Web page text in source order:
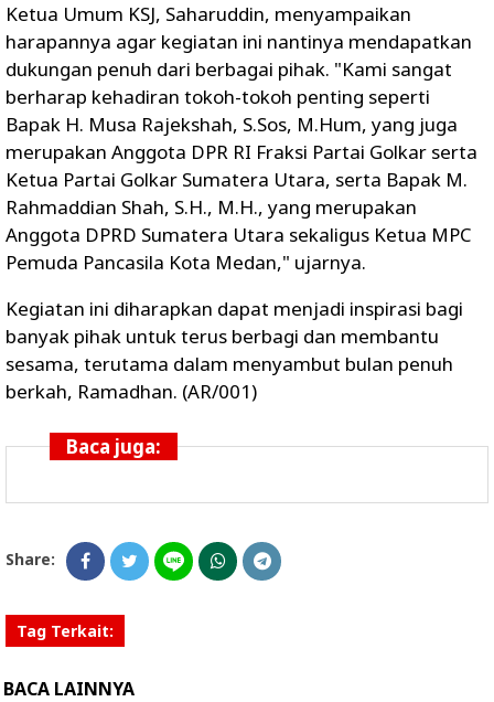
Ketua Umum KSJ, Saharuddin, menyampaikan
harapannya agar kegiatan ini nantinya mendapatkan
dukungan penuh dari berbagai pihak. "Kami sangat
berharap kehadiran tokoh-tokoh penting seperti
Bapak H. Musa Rajekshah, S.Sos, M.Hum, yang juga
merupakan Anggota DPR RI Fraksi Partai Golkar serta
Ketua Partai Golkar Sumatera Utara, serta Bapak M.
Rahmaddian Shah, S.H., M.H., yang merupakan
Anggota DPRD Sumatera Utara sekaligus Ketua MPC
Pemuda Pancasila Kota Medan," ujarnya.
Kegiatan ini diharapkan dapat menjadi inspirasi bagi
banyak pihak untuk terus berbagi dan membantu
sesama, terutama dalam menyambut bulan penuh
berkah, Ramadhan. (AR/001)
Baca juga:
Share:
Tag Terkait:
BACA LAINNYA